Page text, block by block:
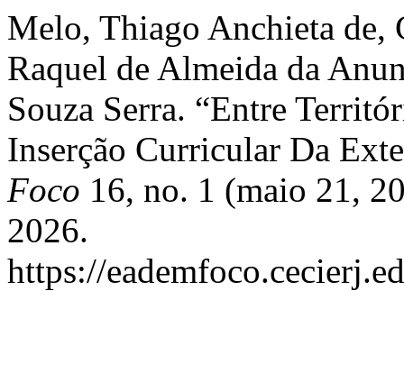
Melo, Thiago Anchieta de,
Raquel de Almeida da
Souza Serra. “Entre
Inserção Curricular Da
Foco 16, no. 1 (maio 21,
2026.
https://